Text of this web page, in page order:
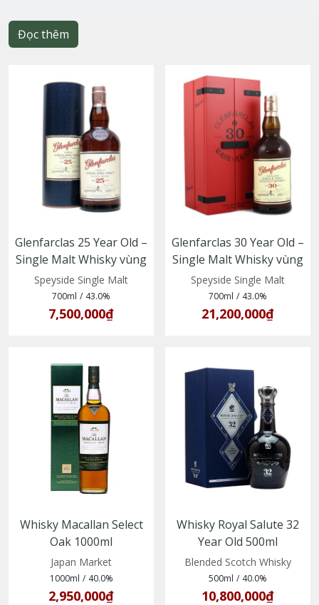
Đọc thêm
Glenfarclas 25 Year Old –
Single Malt Whisky vùng
Speyside, trưởng thành
trong thùng sherry
Speyside Single Malt
700ml / 43.0%
7,500,000₫
Glenfarclas 30 Year Old –
Single Malt Whisky vùng
Speyside, Scotland
Speyside Single Malt
700ml / 43.0%
21,200,000₫
Whisky Macallan Select
Oak 1000ml
(5010314078003)
Japan Market
1000ml / 40.0%
2,950,000₫
Whisky Royal Salute 32
Year Old 500ml
(5000299614075)
Blended Scotch Whisky
500ml / 40.0%
10,800,000₫